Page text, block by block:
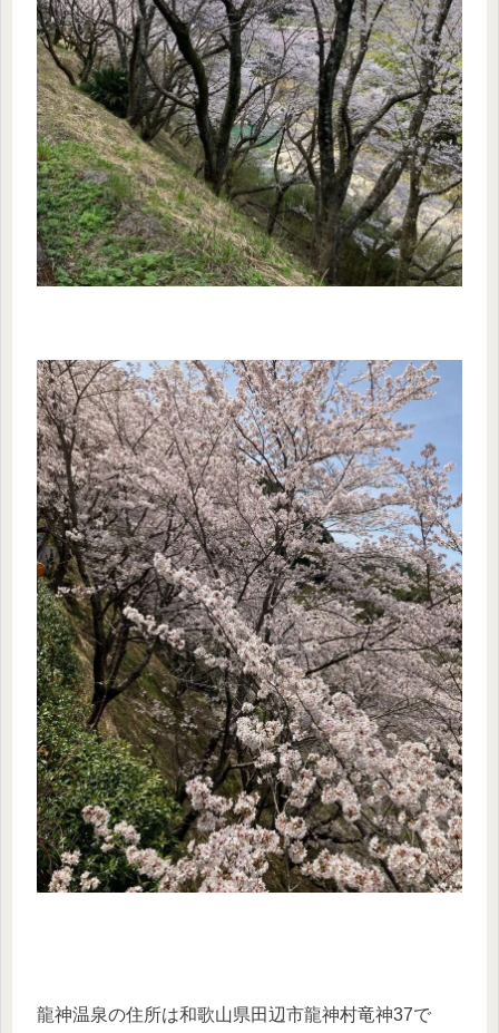
龍神温泉の住所は和歌山県田辺市龍神村竜神37で